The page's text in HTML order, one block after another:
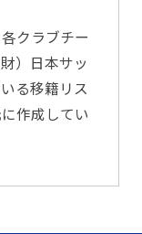
クラブチー
）日本サッ
る移籍リス
作成してい